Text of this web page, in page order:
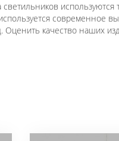
используются
современное
Оценить качество наших